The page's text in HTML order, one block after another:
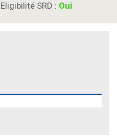
Eligibilité SRD : Oui